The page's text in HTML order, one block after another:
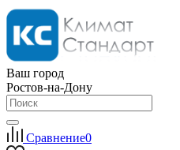
Ваш город
Ростов-на-Дону
Сравнение0